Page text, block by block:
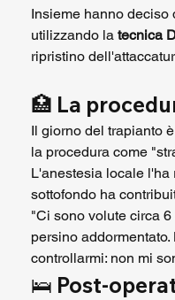
Insieme hanno deciso
utilizzando la tecnica
ripristino
🏥 La
Il giorno del trapianto
la procedura come
L'anestesia locale l'ha
sottofondo ha
"Ci sono volute circa
persino
controllarmi: non mi
🛌 Post-